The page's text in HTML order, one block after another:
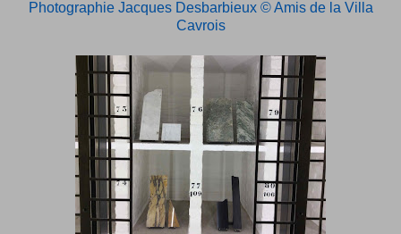
Photographie Jacques Desbarbieux © Amis de la Villa
Cavrois